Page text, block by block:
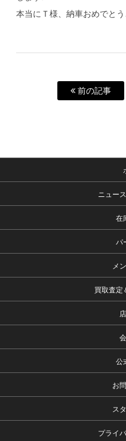
本当にＴ様、納車おめでと
前の記事
ニュー
在
パ
メ
買取査定
公
お
ス
プライ